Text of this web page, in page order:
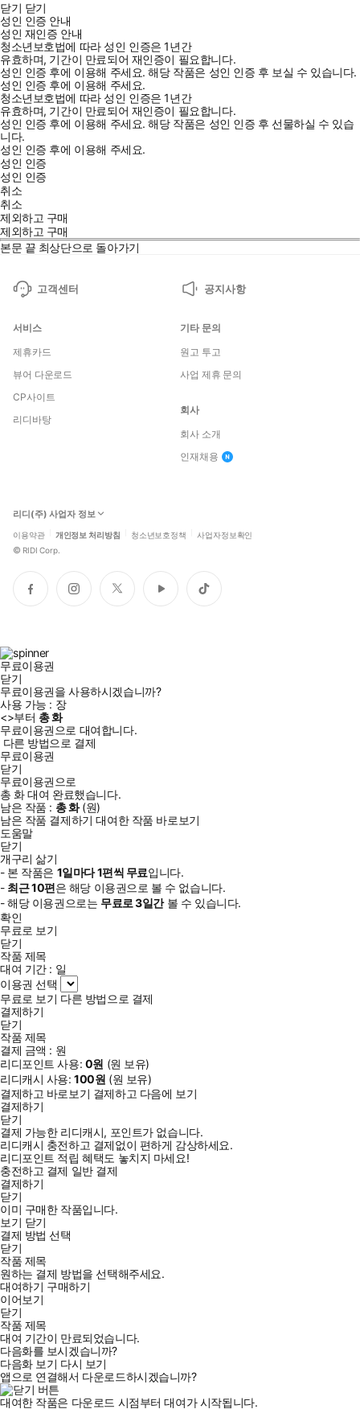
닫기 닫기
성인 인증 안내
성인 재인증 안내
청소년보호법에 따라 성인 인증은 1년간
유효하며, 기간이 만료되어 재인증이 필요합니다.
성인 인증 후에 이용해 주세요.해당 작품은 성인 인증 후 보실 수 있습니다.
성인 인증 후에 이용해 주세요.
청소년보호법에 따라 성인 인증은 1년간
유효하며, 기간이 만료되어 재인증이 필요합니다.
성인 인증 후에 이용해 주세요.해당 작품은 성인 인증 후 선물하실 수 있습
니다.
성인 인증 후에 이용해 주세요.
성인 인증
성인 인증
취소
취소
제외하고 구매
제외하고 구매
본문 끝 최상단으로 돌아가기
고객센터 공지사항
서비스
제휴카드
뷰어 다운로드
CP사이트
리디바탕
기타 문의
원고 투고
사업 제휴 문의
회사
회사 소개
인재채용
리디(주) 사업자 정보
이용약관 개인정보 처리방침 청소년보호정책 사업자정보확인
© RIDI Corp.
페
이
인
스
트
위
유
튜
틱
톡
무료이용권
닫기
무료이용권을 사용하시겠습니까?
사용 가능 : 장
<>부터 총화
무료이용권으로 대여합니다.
다른 방법으로 결제
무료이용권
닫기
무료이용권으로
총화대여 완료했습니다.
남은 작품 : 총화(원)
남은 작품 결제하기 대여한 작품 바로보기
도움말
닫기
개구리 삶기
- 본 작품은 1일마다1편씩 무료입니다.
- 최근10편은 해당 이용권으로 볼 수 없습니다.
- 해당 이용권으로는 무료로3일간볼 수 있습니다.
확인
무료로 보기
닫기
작품 제목
대여 기간 : 일
이용권 선택
무료로 보기 다른 방법으로 결제
결제하기
닫기
작품 제목
결제 금액 : 원
리디포인트 사용: 0원 (원 보유)
리디캐시 사용:100원 (원 보유)
결제하고 바로보기 결제하고 다음에 보기
결제하기
닫기
결제 가능한 리디캐시, 포인트가 없습니다.
리디캐시 충전하고 결제없이 편하게 감상하세요.
리디포인트 적립 혜택도 놓치지 마세요!
충전하고 결제 일반 결제
결제하기
닫기
이미 구매한 작품입니다.
보기 닫기
결제 방법 선택
닫기
작품 제목
원하는 결제 방법을 선택해주세요.
대여하기 구매하기
이어보기
닫기
작품 제목
대여 기간이 만료되었습니다.
다음화를 보시겠습니까?
다음화 보기 다시 보기
앱으로 연결해서 다운로드하시겠습니까?
대여한 작품은 다운로드 시점부터 대여가 시작됩니다.